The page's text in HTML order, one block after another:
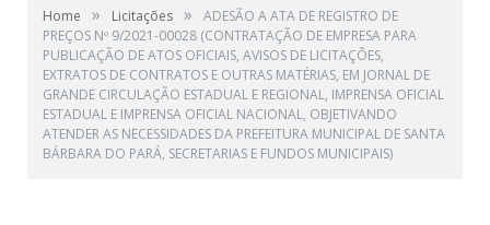
Home » Licitações »
ADESÃO A ATA DE REGISTRO DE
PREÇOS Nº 9/2021-00028 (CONTRATAÇÃO DE EMPRESA PARA
PUBLICAÇÃO DE ATOS OFICIAIS, AVISOS DE LICITAÇÕES,
EXTRATOS DE CONTRATOS E OUTRAS MATÉRIAS, EM JORNAL DE
GRANDE CIRCULAÇÃO ESTADUAL E REGIONAL, IMPRENSA OFICIAL
ESTADUAL E IMPRENSA OFICIAL NACIONAL, OBJETIVANDO
ATENDER AS NECESSIDADES DA PREFEITURA MUNICIPAL DE SANTA
BÁRBARA DO PARÁ, SECRETARIAS E FUNDOS MUNICIPAIS)